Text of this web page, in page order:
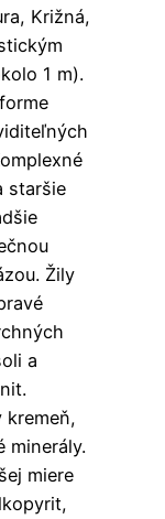
Križná,
1 m).
staršie
Žily
a
kremeň,
minerály.
miere